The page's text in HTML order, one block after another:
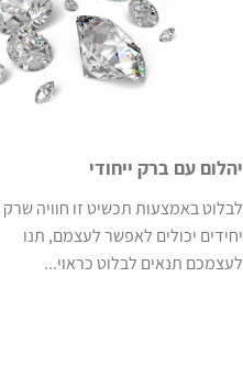
יהלום עם ברק ייחודי
לבלוט באמצעות תכשיט זו חוויה שרק
יחידים יכולים לאפשר לעצמם, תנו
לעצמכם תנאים לבלוט כראוי...